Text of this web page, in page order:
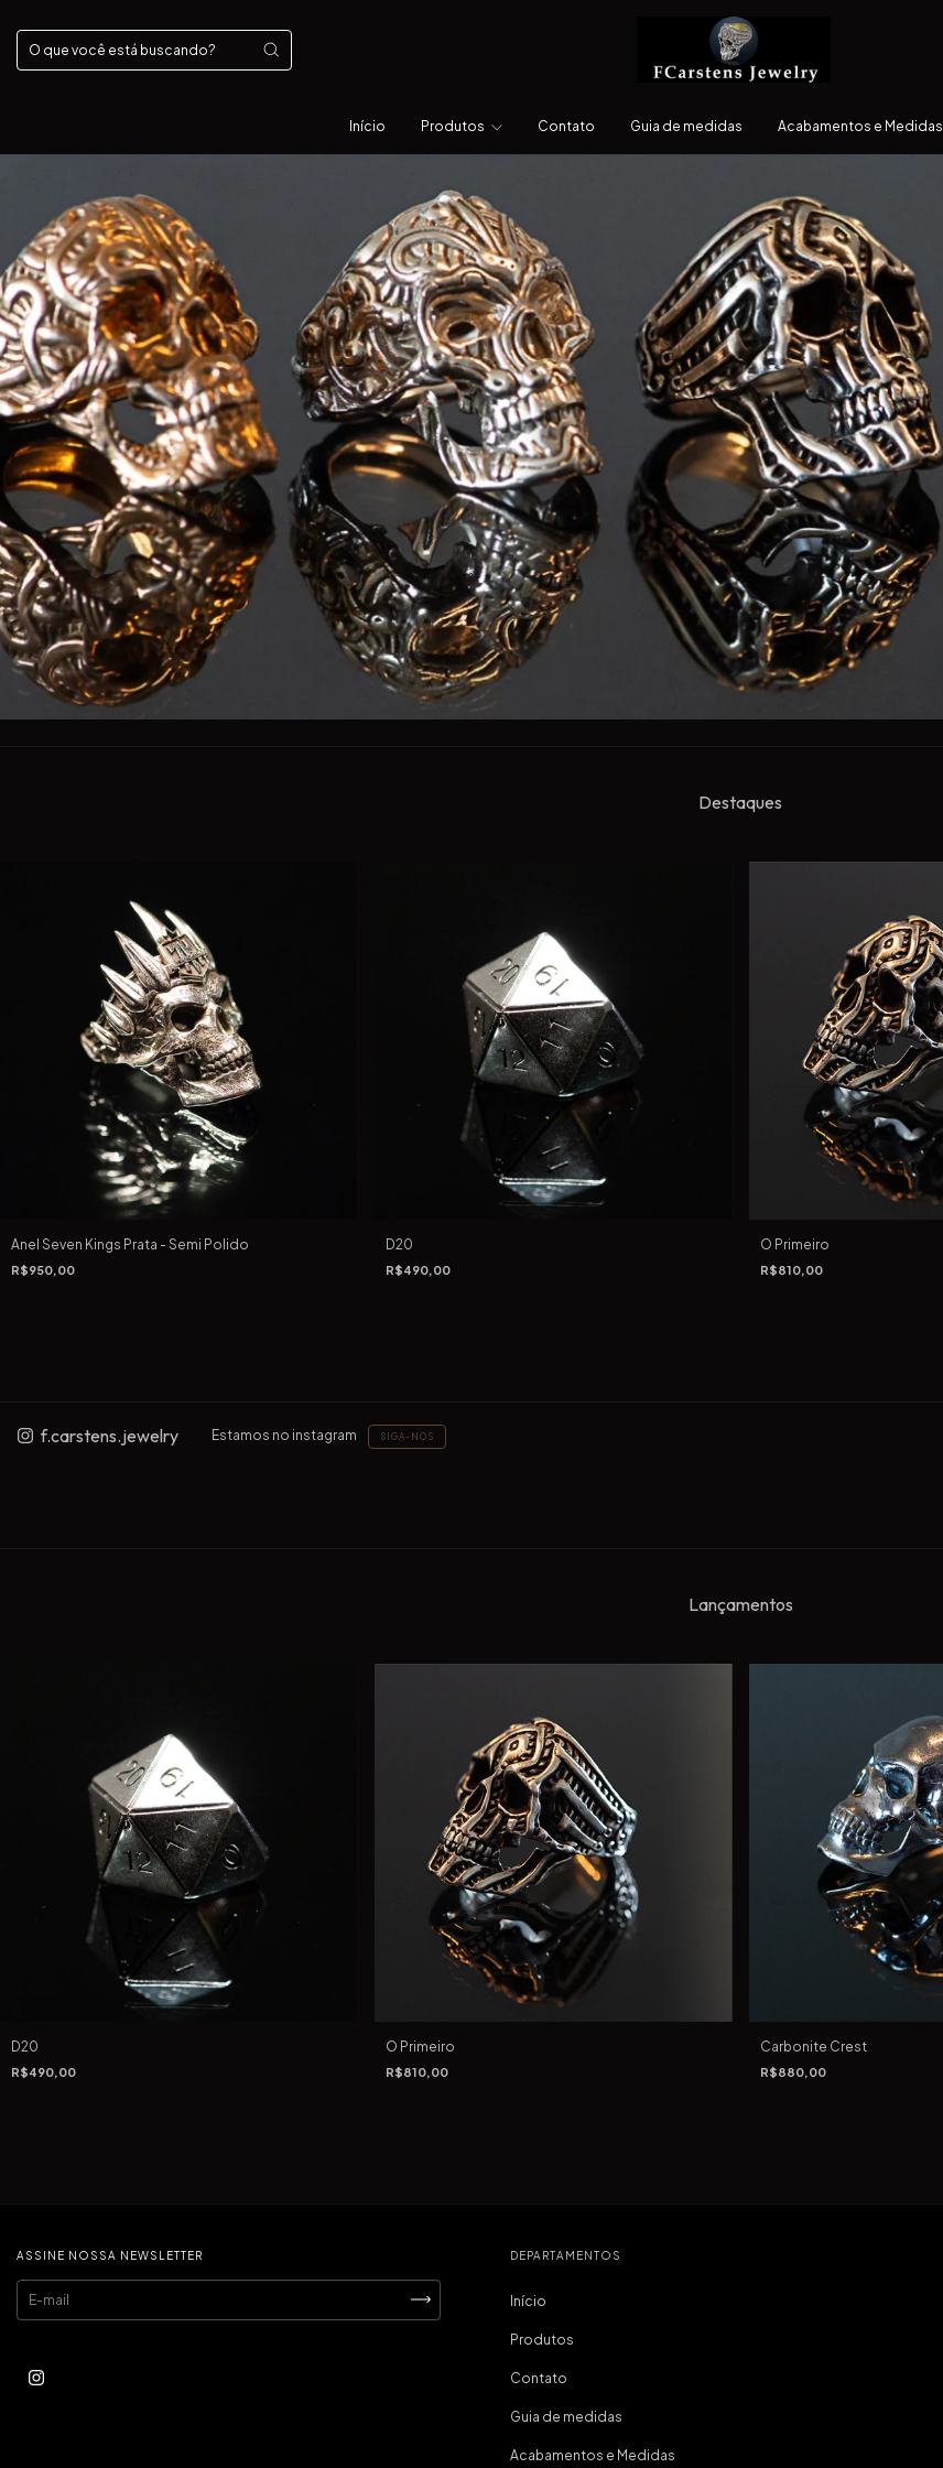
Início Produtos Contato Guia de medidas Acabamentos e Medidas
Destaques
Anel Seven Kings Prata - Semi Polido
R$950,00
D20
R$490,00
O Primeiro
R$810,00
f.carstens.jewelry Estamos no instagram SIGA-NOS
Lançamentos
D20
R$490,00
O Primeiro
R$810,00
Carbonite Crest
R$880,00
ASSINE NOSSA NEWSLETTER DEPARTAMENTOS
Início
Produtos
Contato
Guia de medidas
Acabamentos e Medidas